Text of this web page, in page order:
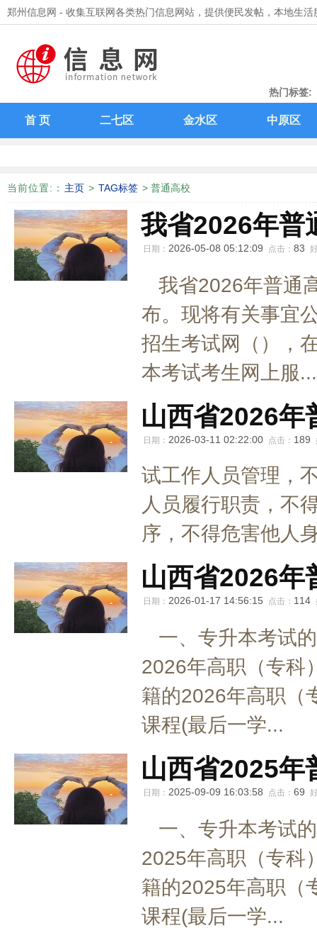
郑州信息网 - 收集互联网各类热门信息网站，提供便民发帖，本地生活
热门标签:
首 页 二七区 金水区 中原区
当前位置: ： 主页 > TAG标签 > 普通高校
我省2026年普
日期： 2026-05-08 05:12:09 点击： 83
我省2026年普通
布。现将有关事宜
招生考试网（），
本考试考生网上服...
山西省2026年
日期： 2026-03-11 02:22:00 点击： 189
试工作人员管理，
人员履行职责，不
序，不得危害他人
山西省2026年
日期： 2026-01-17 14:56:15 点击： 114
一、专升本考试
2026年高职（专科
籍的2026年高职（
课程(最后一学...
山西省2025年
日期： 2025-09-09 16:03:58 点击： 69
一、专升本考试
2025年高职（专科
籍的2025年高职（
课程(最后一学...